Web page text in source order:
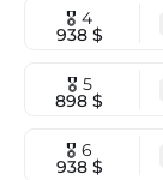
🎖 4
938 $
🎖 5
898 $
🎖 6
938 $